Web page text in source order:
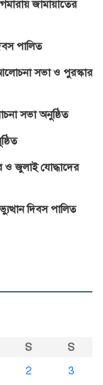
জামায়াতের
পালিত
সভা ও পুরস্কার
সভা অনুষ্ঠিত
ও জুলাই যোদ্ধাদের
দিবস পালিত
S
S
2
3